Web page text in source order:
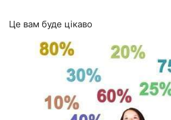
Це вам буде цікаво